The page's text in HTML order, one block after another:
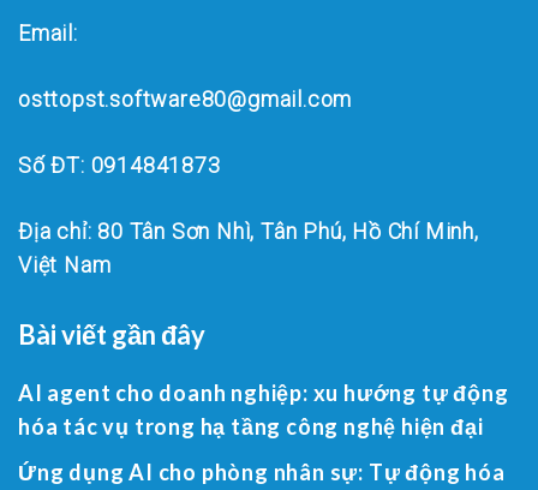
Email:
osttopst.software80@gmail.com
Số ĐT: 0914841873
Địa chỉ: 80 Tân Sơn Nhì, Tân Phú, Hồ Chí Minh,
Việt Nam
Bài viết gần đây
AI agent cho doanh nghiệp: xu hướng tự động
hóa tác vụ trong hạ tầng công nghệ hiện đại
Ứng dụng AI cho phòng nhân sự: Tự động hóa